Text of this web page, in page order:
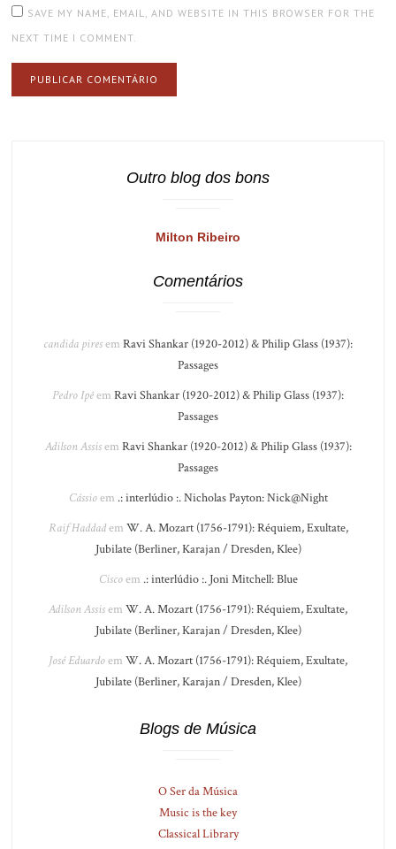
SAVE MY NAME, EMAIL, AND WEBSITE IN THIS BROWSER FOR THE
NEXT TIME I COMMENT.
Outro blog dos bons
Milton Ribeiro
Comentários
candida piresem Ravi Shankar (1920-2012) & Philip Glass (1937):
Passages
Pedro Ipêem Ravi Shankar (1920-2012) & Philip Glass (1937):
Passages
Adilson Assisem Ravi Shankar (1920-2012) & Philip Glass (1937):
Passages
Cássioem .: interlúdio :. Nicholas Payton: Nick@Night
Raif Haddadem W. A. Mozart (1756-1791): Réquiem, Exultate,
Jubilate (Berliner, Karajan / Dresden, Klee)
Ciscoem .: interlúdio :. Joni Mitchell: Blue
Adilson Assisem W. A. Mozart (1756-1791): Réquiem, Exultate,
Jubilate (Berliner, Karajan / Dresden, Klee)
José Eduardoem W. A. Mozart (1756-1791): Réquiem, Exultate,
Jubilate (Berliner, Karajan / Dresden, Klee)
Blogs de Música
O Ser da Música
Music is the key
Classical Library